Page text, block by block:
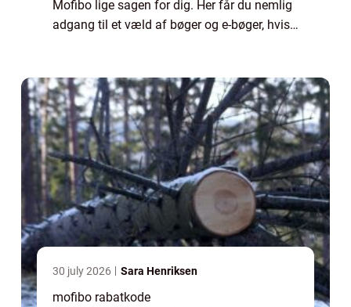
Mofibo lige sagen for dig. Her får du nemlig
adgang til et væld af bøger og e-bøger, hvis
30 july 2026 Sara Henriksen
mofibo rabatkode